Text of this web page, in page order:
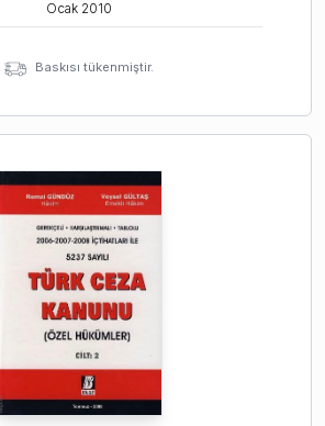
Ocak 2010
Baskısı tükenmiştir.